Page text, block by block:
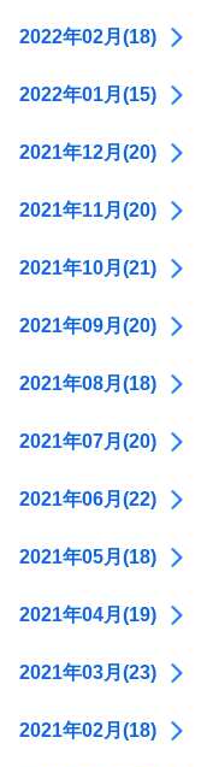
2022年02月(18)
2022年01月(15)
2021年12月(20)
2021年11月(20)
2021年10月(21)
2021年09月(20)
2021年08月(18)
2021年07月(20)
2021年06月(22)
2021年05月(18)
2021年04月(19)
2021年03月(23)
2021年02月(18)